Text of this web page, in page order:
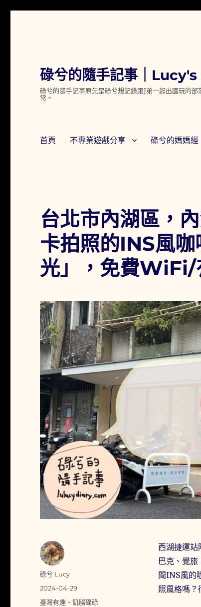
碌兮的隨手記事｜
碌兮的隨手記事原先是碌兮想記錄跟J弟一起出國玩的
常。
首頁 不專業遊戲分享 碌兮的媽媽經
台北市內湖區，
卡拍照的INS風
光」，免費WiFi/
西湖捷運
巴克、覺
間INS風的
照風格嗎？
作
者
碌兮 Lucy
發
佈
2024-04-29
分
臺灣有趣 、飢腸碌碌